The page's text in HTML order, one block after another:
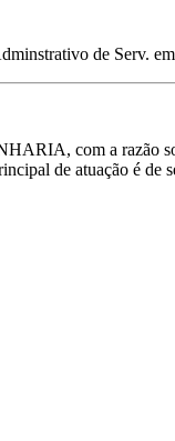
de Serv.
com a razão
de atuação é de